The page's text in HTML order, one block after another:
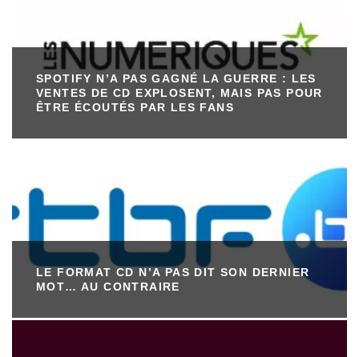
SPOTIFY N’A PAS GAGNÉ LA GUERRE : LES
VENTES DE CD EXPLOSENT, MAIS PAS POUR
ÊTRE ÉCOUTÉS PAR LES FANS
LE FORMAT CD N’A PAS DIT SON DERNIER
MOT… AU CONTRAIRE